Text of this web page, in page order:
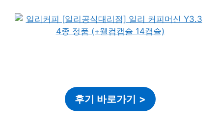
후기 바로가기 >